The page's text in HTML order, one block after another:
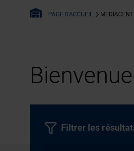
PAGE D'ACCUEIL
Filtrer les